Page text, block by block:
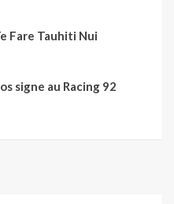
Fare Tauhiti Nui
signe au Racing 92